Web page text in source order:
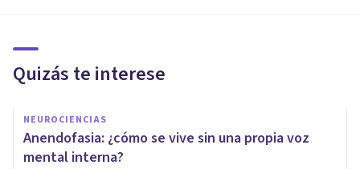
Quizás te interese
NEUROCIENCIAS
Anendofasia: ¿cómo se vive sin una propia voz
mental interna?